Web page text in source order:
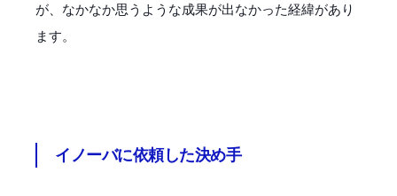
が、なかなか思うような成果が出なかった経緯があり
ます。
イノーバに依頼した決め手